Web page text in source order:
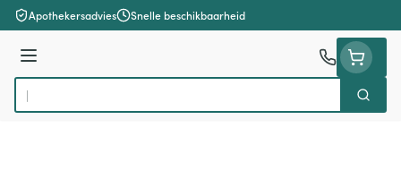
Ga naar de inhoud
Apothekersadvies Snelle beschikbaarheid
Menu
Product, merk, categorie...
Zoek